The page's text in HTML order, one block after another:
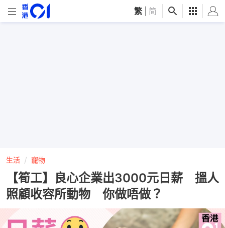
繁 简
生活 寵物
【筍工】良心企業出3000元日薪 搵人
照顧收容所動物 你做唔做？